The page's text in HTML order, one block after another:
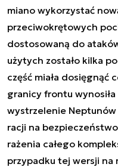
miano wykorzystać
przeciwokrętowych
dostosowaną do
użytych zostało kilka
część miała dosięgnąć
granicy frontu
wystrzelenie Neptunów
racji na
rażenia całego
przypadku tej wersji na